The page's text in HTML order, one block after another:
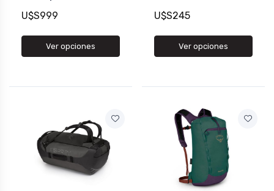
U$S999
Ver opciones
U$S245
Ver opciones